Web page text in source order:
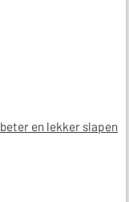
en lekker slapen